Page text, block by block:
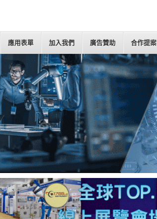
應用表單 加入我們 廣告贊助 合作提案